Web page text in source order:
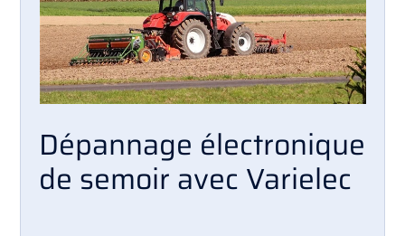
Dépannage électronique
de semoir avec Varielec